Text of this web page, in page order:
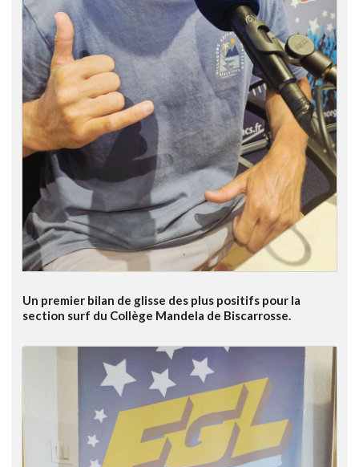
Un premier bilan de glisse des plus positifs pour la
section surf du Collège Mandela de Biscarrosse.